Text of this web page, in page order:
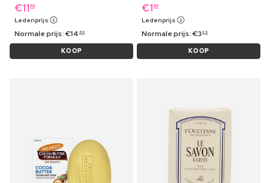
€11 69
Ledenprijs
Normale prijs:€14 49
KOOP
€1 69
Ledenprijs
Normale prijs:€3 29
KOOP